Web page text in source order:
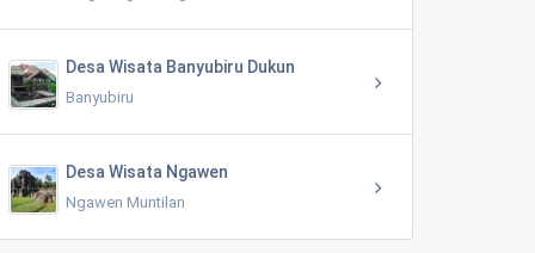
Desa Wisata Banyubiru Dukun
Banyubiru
Desa Wisata Ngawen
Ngawen Muntilan